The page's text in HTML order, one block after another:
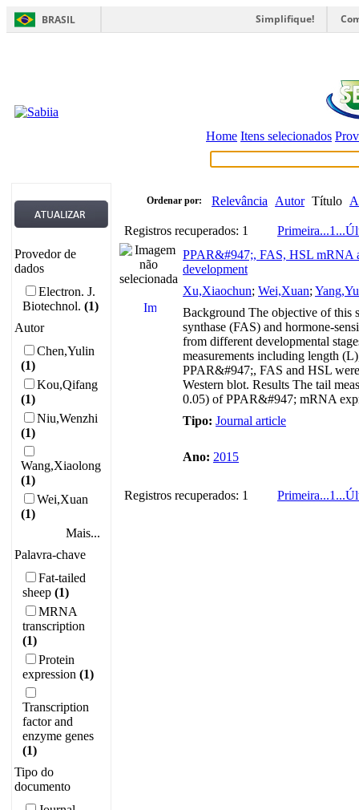
BRASIL Simplifique!
Home Itens selecionados
Provedor de
dados
Electron. J.
Biotechnol. (1)
Autor
Chen,Yulin
(1)
Kou,Qifang
(1)
Niu,Wenzhi
(1)
Wang,Xiaolong
(1)
Wei,Xuan
(1)
Mais...
Palavra-chave
Fat-tailed
sheep (1)
MRNA
transcription
(1)
Protein
expression (1)
Transcription
factor and
enzyme genes
(1)
Tipo do
documento
Ordenar por: Relevância Autor Título
Registros recuperados: 1 Primeira...1 ...
PPAR&#947;, FAS, HSL mRNA
development
Xu,Xiaochun; Wei,Xuan;
Background The objective of this
synthase (FAS) and hormone-
from different developmental
measurements including length
PPAR&#947;, FAS and HSL
Western blot. Results The tail
0.05) of PPAR&#947; mRNA
Tipo: Journal article
Ano: 2015
Registros recuperados: 1 Primeira...1 ...